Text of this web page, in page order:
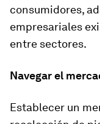
consumidores,
empresariales
entre sectores.
Navegar el
Establecer un